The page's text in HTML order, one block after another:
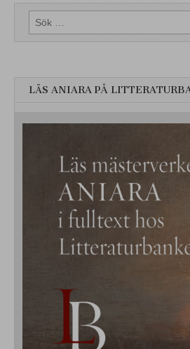
Sök
efter:
LÄS ANIARA PÅ